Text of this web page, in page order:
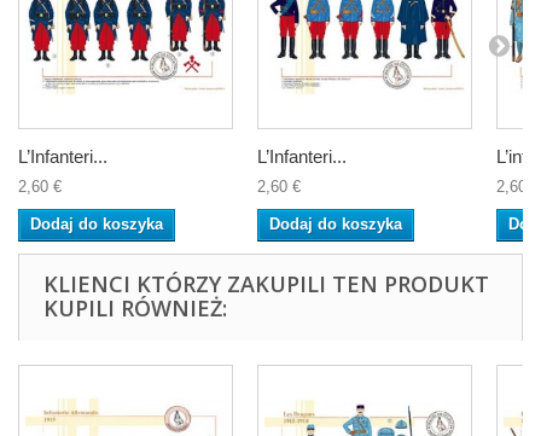
L’Infanteri...
2,60 €
Dodaj do koszyka
L’Infanteri...
2,60 €
Dodaj do koszyka
2,60 €
KLIENCI KTÓRZY ZAKUPILI TEN PRODUKT
KUPILI RÓWNIEŻ: